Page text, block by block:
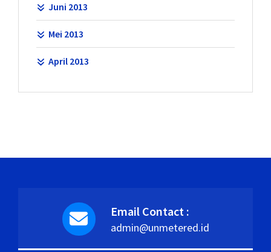
Juni 2013
Mei 2013
April 2013
Email Contact :
admin@unmetered.id